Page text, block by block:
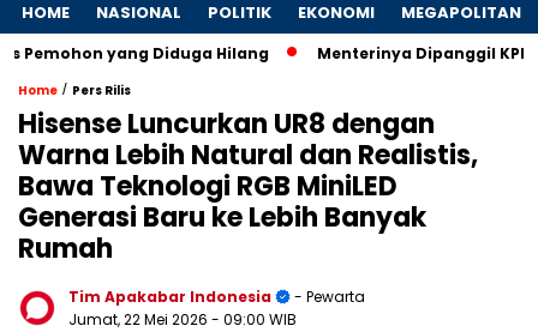
HOME NASIONAL POLITIK EKONOMI MEGAPOLITAN
yang Diduga Hilang Menterinya Dipanggil KPK!
Home / Pers Rilis
Hisense Luncurkan UR8 dengan
Warna Lebih Natural dan Realistis,
Bawa Teknologi RGB MiniLED
Generasi Baru ke Lebih Banyak
Rumah
Tim Apakabar Indonesia
- Pewarta
Jumat, 22 Mei 2026 - 09:00 WIB